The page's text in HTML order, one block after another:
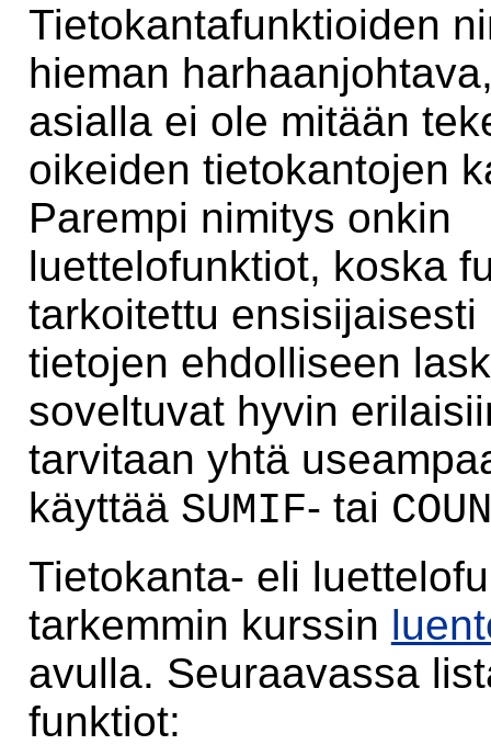
Tietokantafunktioiden
hieman
asialla ei ole mitään
oikeiden tietokantojen
Parempi nimitys onkin
luettelofunktiot, koska
tarkoitettu
tietojen ehdolliseen
soveltuvat hyvin
tarvitaan yhtä
käyttää SUMIF- tai
Tietokanta- eli
tarkemmin kurssin
avulla. Seuraavassa
funktiot: